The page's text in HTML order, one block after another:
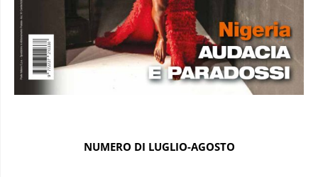
NUMERO DI LUGLIO-AGOSTO